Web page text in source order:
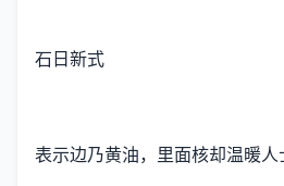
石日新式
表示边乃黄油，里面核却温暖人